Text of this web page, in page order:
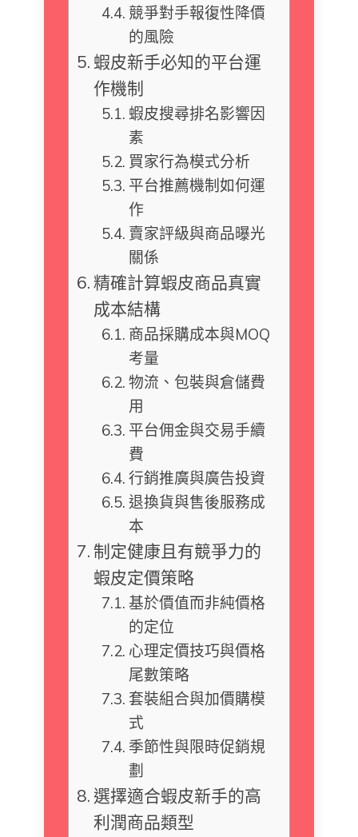
競爭對手報復性降價
的風險
蝦皮新手必知的平台運
作機制
蝦皮搜尋排名影響因
素
買家行為模式分析
平台推薦機制如何運
作
賣家評級與商品曝光
關係
精確計算蝦皮商品真實
成本結構
商品採購成本與MOQ
考量
物流、包裝與倉儲費
用
平台佣金與交易手續
費
行銷推廣與廣告投資
退換貨與售後服務成
本
制定健康且有競爭力的
蝦皮定價策略
基於價值而非純價格
的定位
心理定價技巧與價格
尾數策略
套裝組合與加價購模
式
季節性與限時促銷規
劃
選擇適合蝦皮新手的高
利潤商品類型